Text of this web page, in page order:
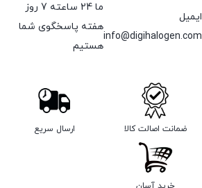
ایمیل
info@digihalogen.com
ما 24 ساعته 7 روز
هفته پاسخگوی شما
هستیم
ضمانت اصالت کالا ارسال سریع